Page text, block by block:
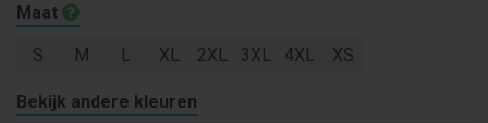
Maat
S M L XL 2XL 3XL 4XL XS
Bekijk andere kleuren